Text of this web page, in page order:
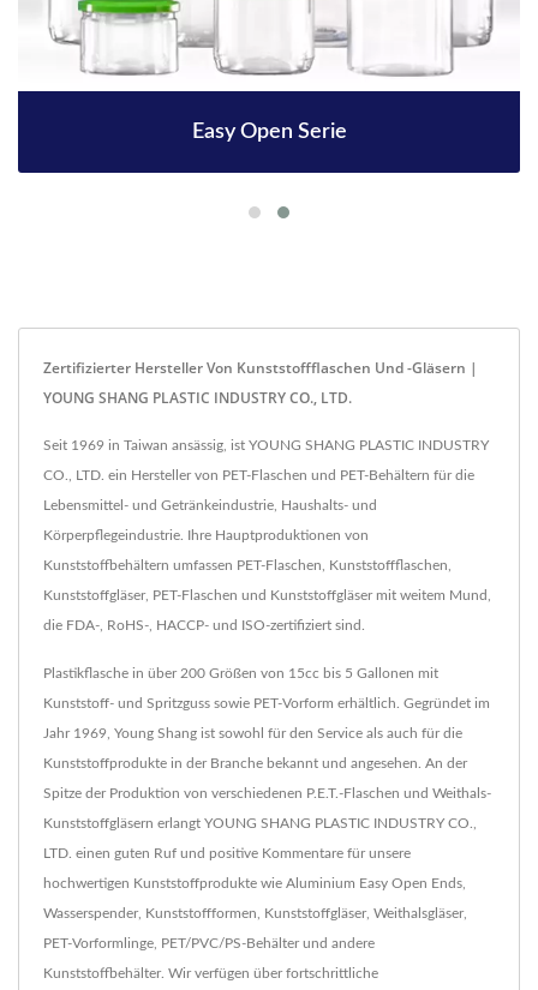
Easy Open Serie
Zertifizierter Hersteller Von Kunststoffflaschen Und -gläsern |
YOUNG SHANG PLASTIC INDUSTRY CO., LTD.
Seit 1969 in Taiwan ansässig, ist YOUNG SHANG PLASTIC INDUSTRY
CO., LTD. ein Hersteller von PET-Flaschen und PET-Behältern für die
Lebensmittel- und Getränkeindustrie, Haushalts- und
Körperpflegeindustrie. Ihre Hauptproduktionen von
Kunststoffbehältern umfassen PET-Flaschen, Kunststoffflaschen,
Kunststoffgläser, PET-Flaschen und Kunststoffgläser mit weitem Mund,
die FDA-, RoHS-, HACCP- und ISO-zertifiziert sind.
Plastikflasche in über 200 Größen von 15cc bis 5 Gallonen mit
Kunststoff- und Spritzguss sowie PET-Vorform erhältlich. Gegründet im
Jahr 1969, Young Shang ist sowohl für den Service als auch für die
Kunststoffprodukte in der Branche bekannt und angesehen. An der
Spitze der Produktion von verschiedenen P.E.T.-Flaschen und Weithals-
Kunststoffgläsern erlangt YOUNG SHANG PLASTIC INDUSTRY CO.,
LTD. einen guten Ruf und positive Kommentare für unsere
hochwertigen Kunststoffprodukte wie Aluminium Easy Open Ends,
Wasserspender, Kunststoffformen, Kunststoffgläser, Weithalsgläser,
PET-Vorformlinge, PET/PVC/PS-Behälter und andere
Kunststoffbehälter. Wir verfügen über fortschrittliche